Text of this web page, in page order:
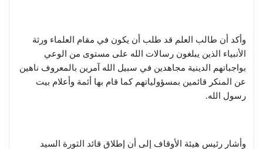
وأكد أن طالب العلم قد طلب أن يكون في مقام العلماء ورثة
الأنبياء الذين يبلغون رسالات الله على مستوى من الوعي
بواجباتهم الدينية مجاهدين في سبيل الله آمرين بالمعروف ناهين
عن المنكر قائمين بمسؤولياتهم كما قام بها أئمة وأعلام بيت
رسول الله.
وأشار رئيس هيئة الأوقاف إلى أن إطلاق قائد الثورة السيد